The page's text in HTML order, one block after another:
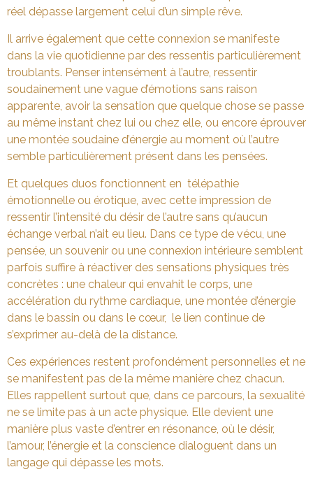
réel dépasse largement celui d’un simple rêve.
Il arrive également que cette connexion se manifeste
dans la vie quotidienne par des ressentis particulièrement
troublants. Penser intensément à l’autre, ressentir
soudainement une vague d’émotions sans raison
apparente, avoir la sensation que quelque chose se passe
au même instant chez lui ou chez elle, ou encore éprouver
une montée soudaine d’énergie au moment où l’autre
semble particulièrement présent dans les pensées.
Et quelques duos fonctionnent en télépathie
émotionnelle ou érotique, avec cette impression de
ressentir l’intensité du désir de l’autre sans qu’aucun
échange verbal n’ait eu lieu. Dans ce type de vécu, une
pensée, un souvenir ou une connexion intérieure semblent
parfois suffire à réactiver des sensations physiques très
concrètes : une chaleur qui envahit le corps, une
accélération du rythme cardiaque, une montée d’énergie
dans le bassin ou dans le cœur, le lien continue de
s’exprimer au-delà de la distance.
Ces expériences restent profondément personnelles et ne
se manifestent pas de la même manière chez chacun.
Elles rappellent surtout que, dans ce parcours, la sexualité
ne se limite pas à un acte physique. Elle devient une
manière plus vaste d’entrer en résonance, où le désir,
l’amour, l’énergie et la conscience dialoguent dans un
langage qui dépasse les mots.